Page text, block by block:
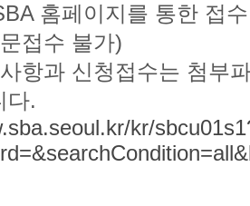
홈페이지를 통한 접
접수 불가)
항과 신청접수는 첨부
다.
kr/